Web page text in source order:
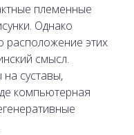
племенные
Однако
расположение этих
смысл.
суставы,
компьютерная